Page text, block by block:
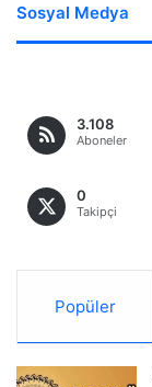
Sosyal Medya
3.108
Aboneler
0
Takipçi
Popüler